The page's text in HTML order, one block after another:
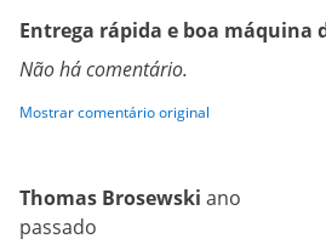
Entrega rápida e boa máquina
Não há comentário.
Mostrar comentário original
Thomas Brosewski ano
passado